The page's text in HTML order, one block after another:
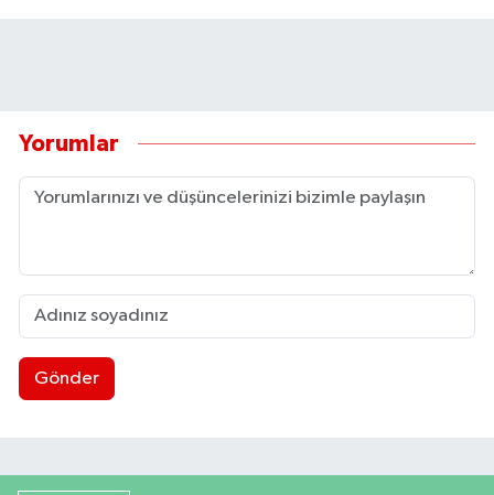
Yorumlar
Gönder